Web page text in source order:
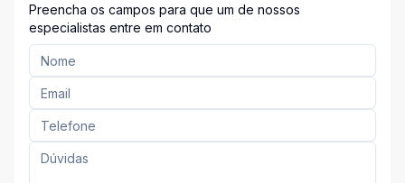
Preencha os campos para que um de nossos
especialistas entre em contato